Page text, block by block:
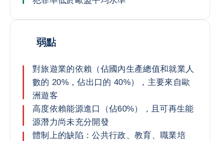
弱點
對旅遊業的依賴（佔國內生產總值和就業人
數的 20%，佔出口的 40%），主要來自歐
洲遊客
高度依賴能源進口（佔60%），且可再生能
源潛力尚未充分開發
體制上的缺陷：公共行政、教育、職業培